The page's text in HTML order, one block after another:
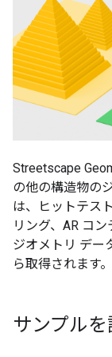
Streetscape
の他の構造物の
は、ヒットテス
リング、AR コ
ジオメトリ デー
ら取得されます。
サンプル